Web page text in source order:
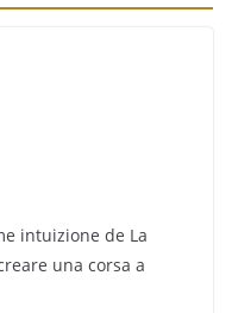
intuizione de La
una corsa a